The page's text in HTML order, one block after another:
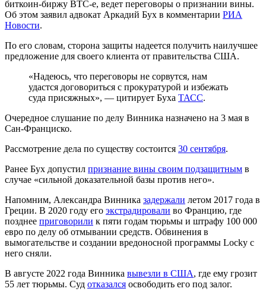
биткоин-биржу BTC-e, ведет переговоры о признании вины.
Об этом заявил адвокат Аркадий Бух в комментарии РИА
Новости.
По его словам, сторона защиты надеется получить наилучшее
предложение для своего клиента от правительства США.
«Надеюсь, что переговоры не сорвутся, нам
удастся договориться с прокуратурой и избежать
суда присяжных», — цитирует Буха ТАСС.
Очередное слушание по делу Винника назначено на 3 мая в
Сан-Франциско.
Рассмотрение дела по существу состоится 30 сентября.
Ранее Бух допустил признание вины своим подзащитным в
случае «сильной доказательной базы против него».
Напомним, Александра Винника задержали летом 2017 года в
Греции. В 2020 году его экстрадировали во Францию, где
позднее приговорили к пяти годам тюрьмы и штрафу 100 000
евро по делу об отмывании средств. Обвинения в
вымогательстве и создании вредоносной программы Locky с
него сняли.
В августе 2022 года Винника вывезли в США, где ему грозит
55 лет тюрьмы. Суд отказался освободить его под залог.